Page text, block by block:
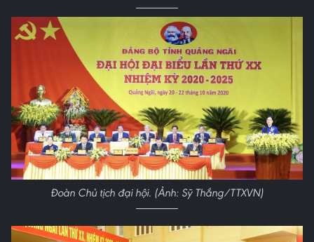
Đoàn Chủ tịch đại hội. (Ảnh: Sỹ Thắng/TTXVN)